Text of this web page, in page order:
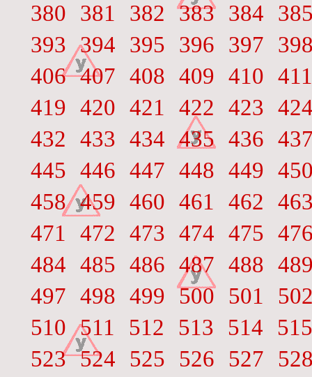
380
381 382 383 384
393 394 395 396 397
406 407 408 409 410 411
419 420 421 422 423
432
433 434 435 436
445 446 447 448 449
458 459 460 461 462
471
472 473 474 475
484 485 486 487 488
497 498 499 500 501
510 511 512 513 514
515
523 524 525 526 527